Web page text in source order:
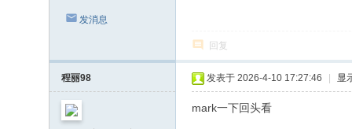
发消息
回复
程丽98 发表于 2026-4-10 17:27:46 显
mark一下回头看